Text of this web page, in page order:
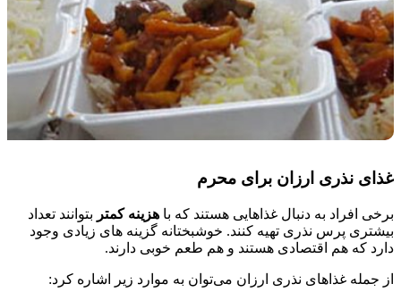
غذای نذری ارزان برای محرم
برخی افراد به دنبال غذاهایی هستند که با هزینه کمتر بتوانند تعداد
بیشتری پرس نذری تهیه کنند. خوشبختانه گزینه‌ های زیادی وجود
دارد که هم اقتصادی هستند و هم طعم خوبی دارند.
از جمله غذاهای نذری ارزان می‌توان به موارد زیر اشاره کرد: